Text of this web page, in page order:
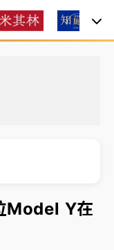
降雨 東部高溫飆
！律師掮客大玩兩
拐杖現身／周玉
Model Y在